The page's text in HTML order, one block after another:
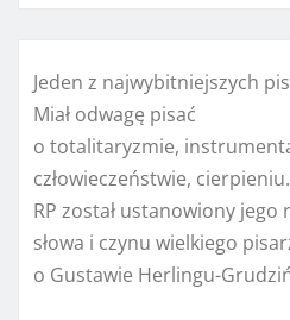
Jeden z najwybitniejszych
Miał odwagę pisać
o totalitaryzmie,
człowieczeństwie,
RP został ustanowiony jego
słowa i czynu wielkiego
o Gustawie Herlingu-